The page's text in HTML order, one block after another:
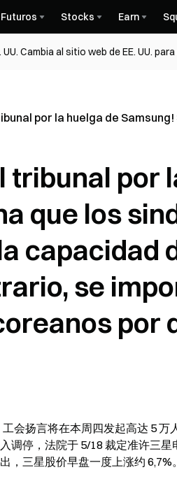
Futuros Stocks Earn
Cambia al sitio web de EE. UU.
por la huelga de
tribunal por
que los
capacidad
se
por
会扬言将在本周四发起高达 5 万
调停，法院于 5/18 裁定准许三
三星股价早盘一度上涨约 6,7%。